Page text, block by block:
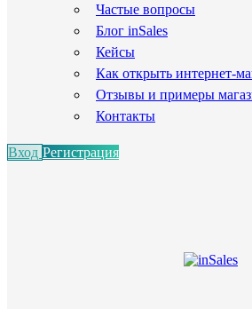
Частые вопросы
Блог inSales
Кейсы
Как открыть интернет-
Отзывы и примеры
Контакты
Вход Регистрация